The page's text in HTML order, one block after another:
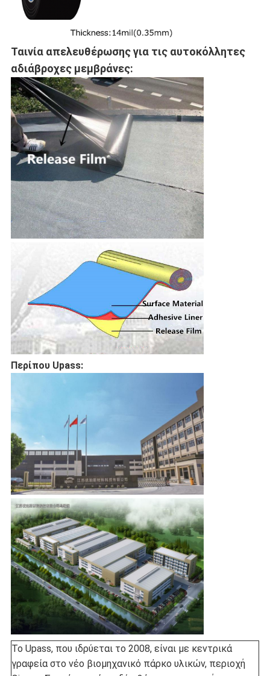
Ταινία απελευθέρωσης για τις αυτοκόλλητες
αδιάβροχες μεμβράνες:
Περίπου Upass:
Το Upass, που ιδρύεται το 2008, είναι με κεντρικά
γραφεία στο νέο βιομηχανικό πάρκο υλικών, περιοχή